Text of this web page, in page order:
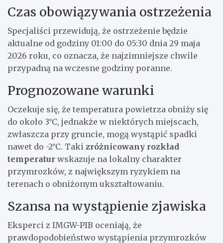
Czas obowiązywania ostrzeżenia
Specjaliści przewidują, że ostrzeżenie będzie
aktualne od godziny 01:00 do 05:30 dnia 29 maja
2026 roku, co oznacza, że najzimniejsze chwile
przypadną na wczesne godziny poranne.
Prognozowane warunki
Oczekuje się, że temperatura powietrza obniży się
do około 3°C, jednakże w niektórych miejscach,
zwłaszcza przy gruncie, mogą wystąpić spadki
nawet do -2°C. Taki zróżnicowany rozkład
temperatur wskazuje na lokalny charakter
przymrozków, z największym ryzykiem na
terenach o obniżonym ukształtowaniu.
Szansa na wystąpienie zjawiska
Eksperci z IMGW-PIB oceniają, że
prawdopodobieństwo wystąpienia przymrozków